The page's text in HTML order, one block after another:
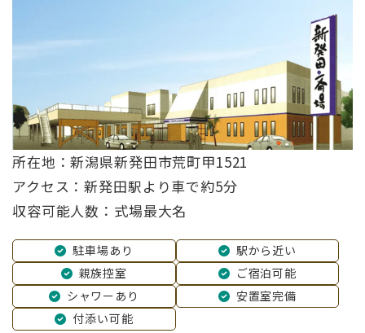
所在地：新潟県新発田市荒町甲1521
アクセス：新発田駅より車で約5分
収容可能人数：式場最大名
駐車場あり
駅から近い
親族控室
ご宿泊可能
シャワーあり
安置室完備
付添い可能